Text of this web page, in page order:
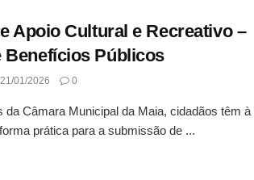
Apoio Cultural e Recreativo –
Benefícios Públicos
01/2026 0
da Câmara Municipal da Maia, cidadãos têm à
prática para a submissão de ...